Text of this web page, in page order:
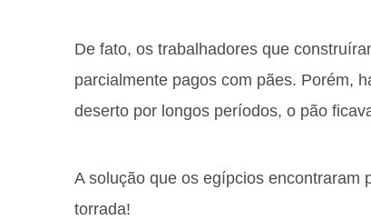
De fato, os trabalhadores que
parcialmente pagos com pães. Porém,
deserto por longos períodos, o pão
A solução que os egípcios encontraram
torrada!